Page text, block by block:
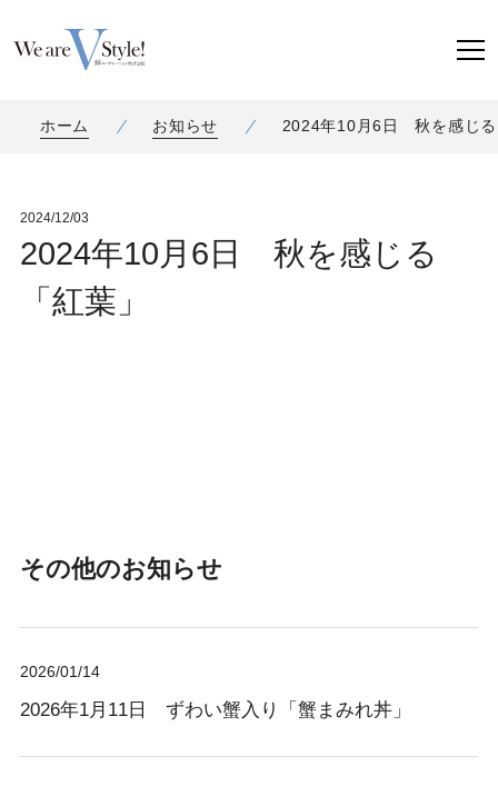
ホーム お知らせ 2024年10月6日 秋を感じる
2024/12/03
2024年10月6日 秋を感じる
「紅葉」
その他のお知らせ
2026/01/14
2026年1月11日 ずわい蟹入り「蟹まみれ丼」